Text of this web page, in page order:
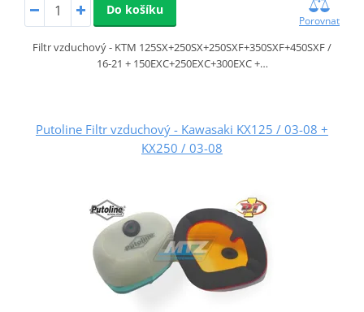
Do košíku
Porovnat
Filtr vzduchový - KTM 125SX+250SX+250SXF+350SXF+450SXF /
16-21 + 150EXC+250EXC+300EXC +…
Putoline Filtr vzduchový - Kawasaki KX125 / 03-08 +
KX250 / 03-08